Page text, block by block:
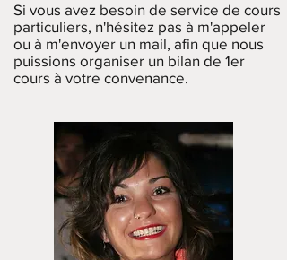
Si vous avez besoin de service de cours
particuliers, n'hésitez pas à m'appeler
ou à m'envoyer un mail, afin que nous
puissions organiser un bilan de 1er
cours à votre convenance.